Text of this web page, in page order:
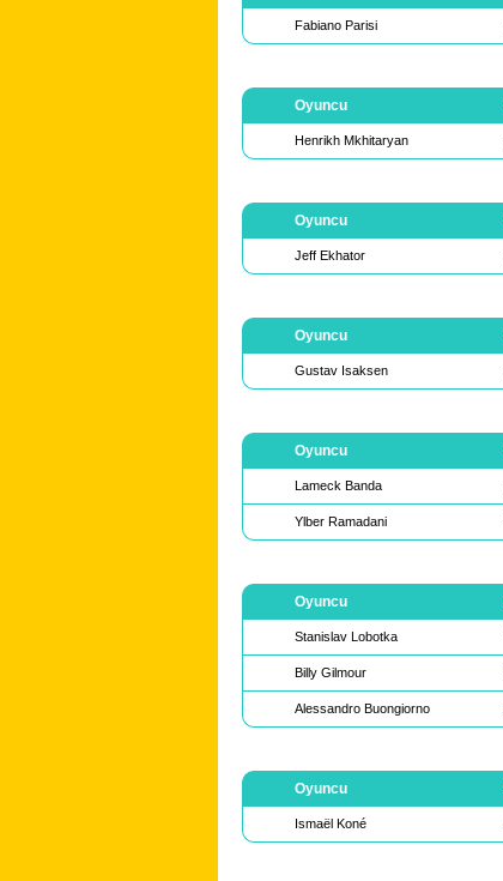
Fabiano Parisi
Oyuncu
Henrikh Mkhitaryan
Oyuncu
Jeff Ekhator
Oyuncu
Gustav Isaksen
Oyuncu
Lameck Banda
Ylber Ramadani
Oyuncu
Stanislav Lobotka
Billy Gilmour
Alessandro Buongiorno
Oyuncu
Ismaël Koné